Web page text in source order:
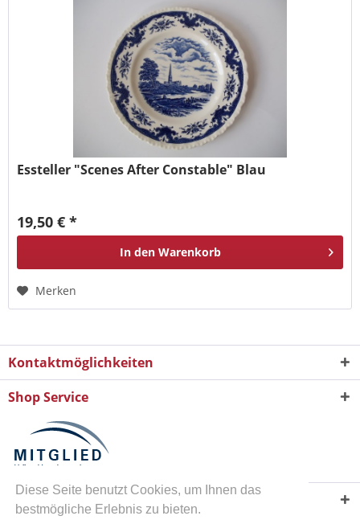
Diese Seite benutzt Cookies, um Ihnen das
bestmögliche Erlebnis zu bieten.
Essteller "Scenes After Constable" Blau
19,50 € *
In den Warenkorb
Merken
Kontaktmöglichkeiten
Shop Service
Informationen